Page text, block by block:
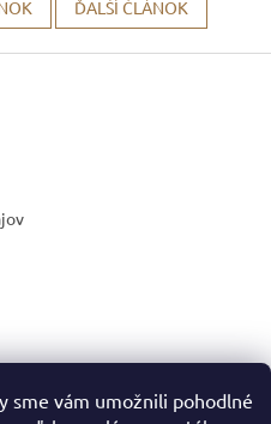
sme vám umožnili pohodlné
ĎALŠÍ ČLÁNOK